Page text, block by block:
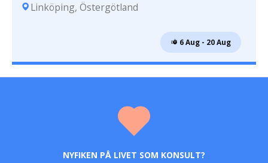
Linköping, Östergötland
6 Aug - 20 Aug
NYFIKEN PÅ LIVET SOM KONSULT?